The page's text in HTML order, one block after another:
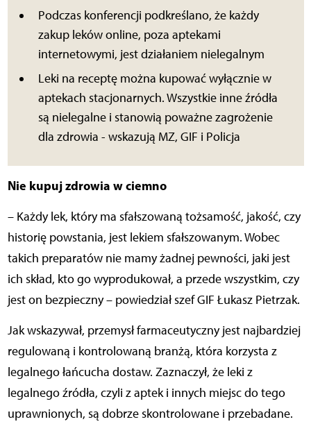
Podczas konferencji podkreślano, że każdy
zakup leków online, poza aptekami
internetowymi, jest działaniem nielegalnym
Leki na receptę można kupować wyłącznie w
aptekach stacjonarnych. Wszystkie inne źródła
są nielegalne i stanowią poważne zagrożenie
dla zdrowia - wskazują MZ, GIF i Policja
Nie kupuj zdrowia w ciemno
– Każdy lek, który ma sfałszowaną tożsamość, jakość, czy
historię powstania, jest lekiem sfałszowanym. Wobec
takich preparatów nie mamy żadnej pewności, jaki jest
ich skład, kto go wyprodukował, a przede wszystkim, czy
jest on bezpieczny – powiedział szef GIF Łukasz Pietrzak.
Jak wskazywał, przemysł farmaceutyczny jest najbardziej
regulowaną i kontrolowaną branżą, która korzysta z
legalnego łańcucha dostaw. Zaznaczył, że leki z
legalnego źródła, czyli z aptek i innych miejsc do tego
uprawnionych, są dobrze skontrolowane i przebadane.